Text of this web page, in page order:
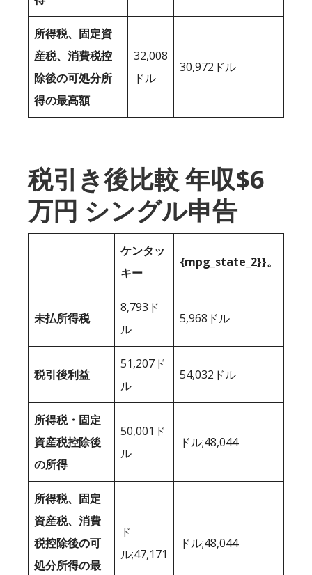
所得税、固定資
産税、消費税控
除後の可処分所
得の最高額
32,008
ドル
30,972ドル
税引き後比較 年収$6
万円 シングル申告
ケンタッ
キー
{mpg_state_2}}。
未払所得税
8,793ド
ル
5,968ドル
税引後利益
51,207ド
ル
54,032ドル
所得税・固定
資産税控除後
の所得
50,001ド
ル
ドル;48,044
所得税、固定
資産税、消費
税控除後の可
処分所得の最
ド
ル;47,171
ドル;48,044